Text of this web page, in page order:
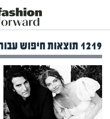
1219 תוצאות חיפוש עבור "שמלת כלה"